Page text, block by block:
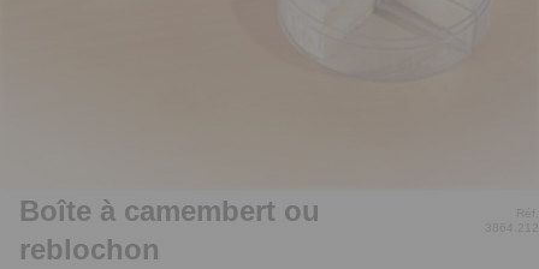
Boîte à camembert ou
reblochon
Réf.